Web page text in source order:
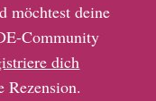
möchtest deine
Community
dich
Rezension.